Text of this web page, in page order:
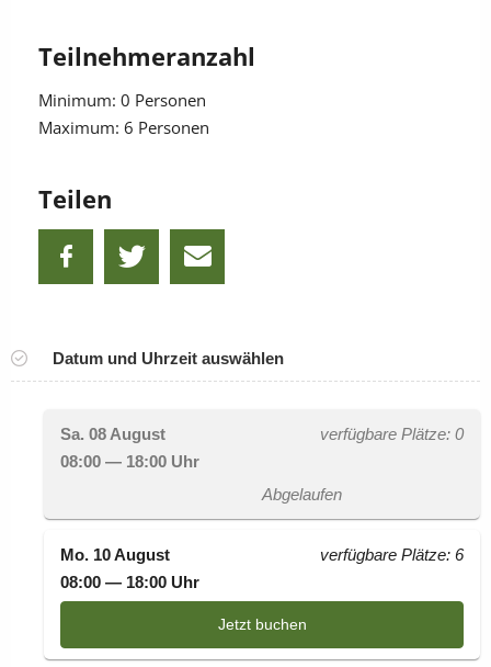
Teilnehmeranzahl
Minimum: 0 Personen
Maximum: 6 Personen
Teilen